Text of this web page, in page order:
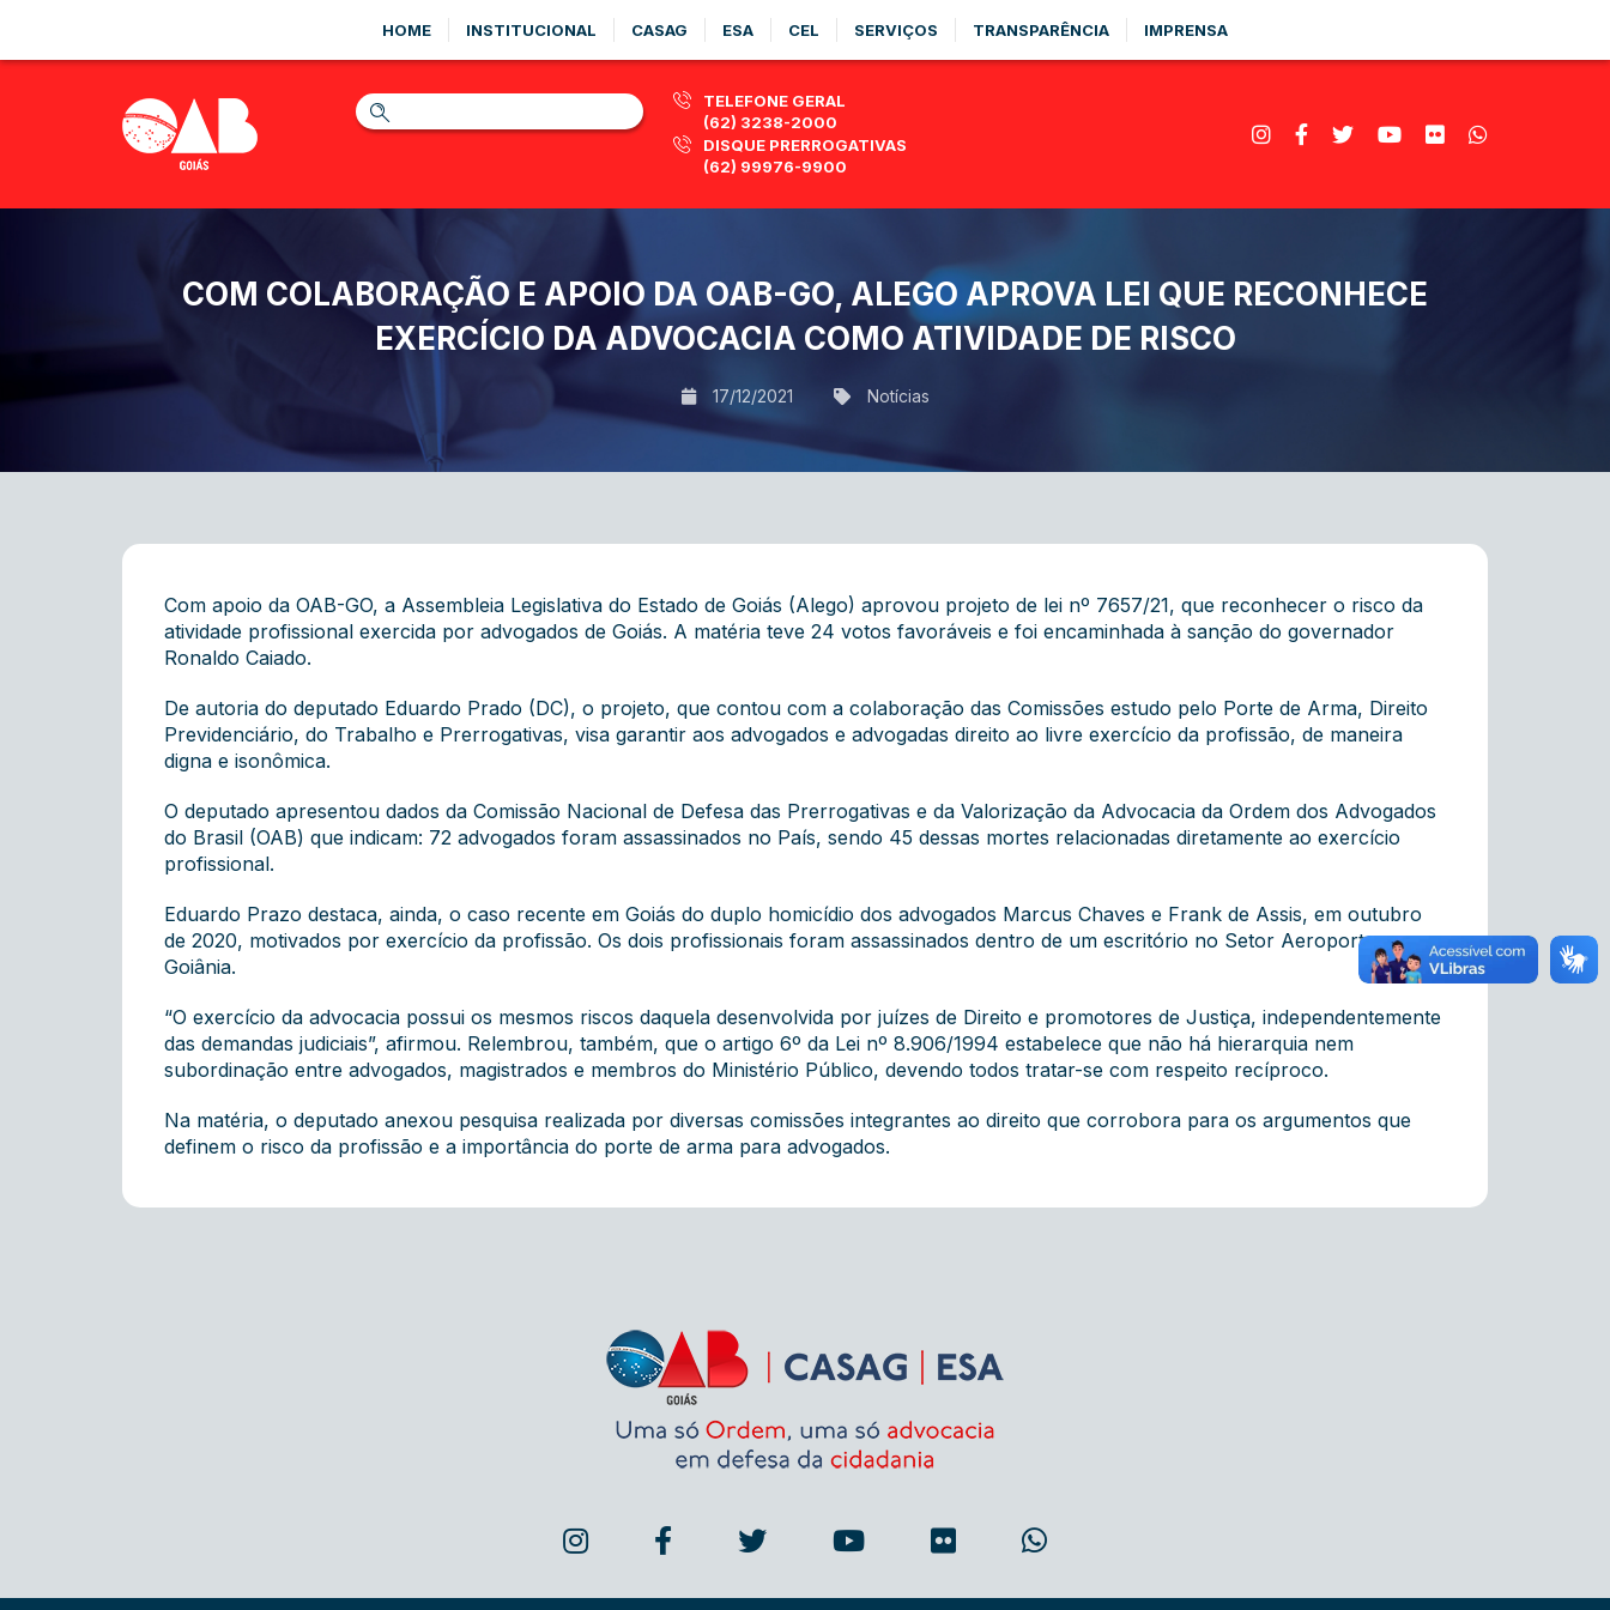
HOME INSTITUCIONAL CASAG ESA CEL SERVIÇOS TRANSPARÊNCIA IMPRENSA
TELEFONE GERAL
(62) 3238-2000
DISQUE PRERROGATIVAS
(62) 99976-9900
COM COLABORAÇÃO E APOIO DA OAB-GO, ALEGO APROVA LEI QUE RECONHECE
EXERCÍCIO DA ADVOCACIA COMO ATIVIDADE DE RISCO
17/12/2021 Notícias
Com apoio da OAB-GO, a Assembleia Legislativa do Estado de Goiás (Alego) aprovou projeto de lei nº 7657/21, que reconhecer o risco da
atividade profissional exercida por advogados de Goiás. A matéria teve 24 votos favoráveis e foi encaminhada à sanção do governador
Ronaldo Caiado.
De autoria do deputado Eduardo Prado (DC), o projeto, que contou com a colaboração das Comissões estudo pelo Porte de Arma, Direito
Previdenciário, do Trabalho e Prerrogativas, visa garantir aos advogados e advogadas direito ao livre exercício da profissão, de maneira
digna e isonômica.
O deputado apresentou dados da Comissão Nacional de Defesa das Prerrogativas e da Valorização da Advocacia da Ordem dos Advogados
do Brasil (OAB) que indicam: 72 advogados foram assassinados no País, sendo 45 dessas mortes relacionadas diretamente ao exercício
profissional.
Eduardo Prazo destaca, ainda, o caso recente em Goiás do duplo homicídio dos advogados Marcus Chaves e Frank de Assis, em outubro
de 2020, motivados por exercício da profissão. Os dois profissionais foram assassinados dentro de um escritório no Setor Aeroporto, em
Goiânia.
“O exercício da advocacia possui os mesmos riscos daquela desenvolvida por juízes de Direito e promotores de Justiça, independentemente
das demandas judiciais”, afirmou. Relembrou, também, que o artigo 6º da Lei nº 8.906/1994 estabelece que não há hierarquia nem
subordinação entre advogados, magistrados e membros do Ministério Público, devendo todos tratar-se com respeito recíproco.
Na matéria, o deputado anexou pesquisa realizada por diversas comissões integrantes ao direito que corrobora para os argumentos que
definem o risco da profissão e a importância do porte de arma para advogados.